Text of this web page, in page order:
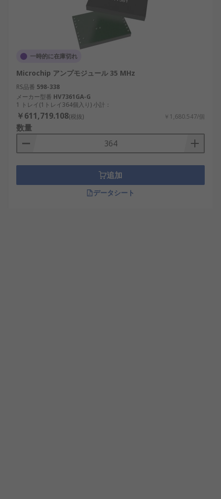
一時的に在庫切れ
Microchip アンプモジュール 35 MHz
RS品番 598-338
メーカー型番 HV7361GA-G
1 トレイ(1トレイ364個入り) 小計：
￥611,719.108(税抜) ￥1,680.547/個
数量
追加
データシート